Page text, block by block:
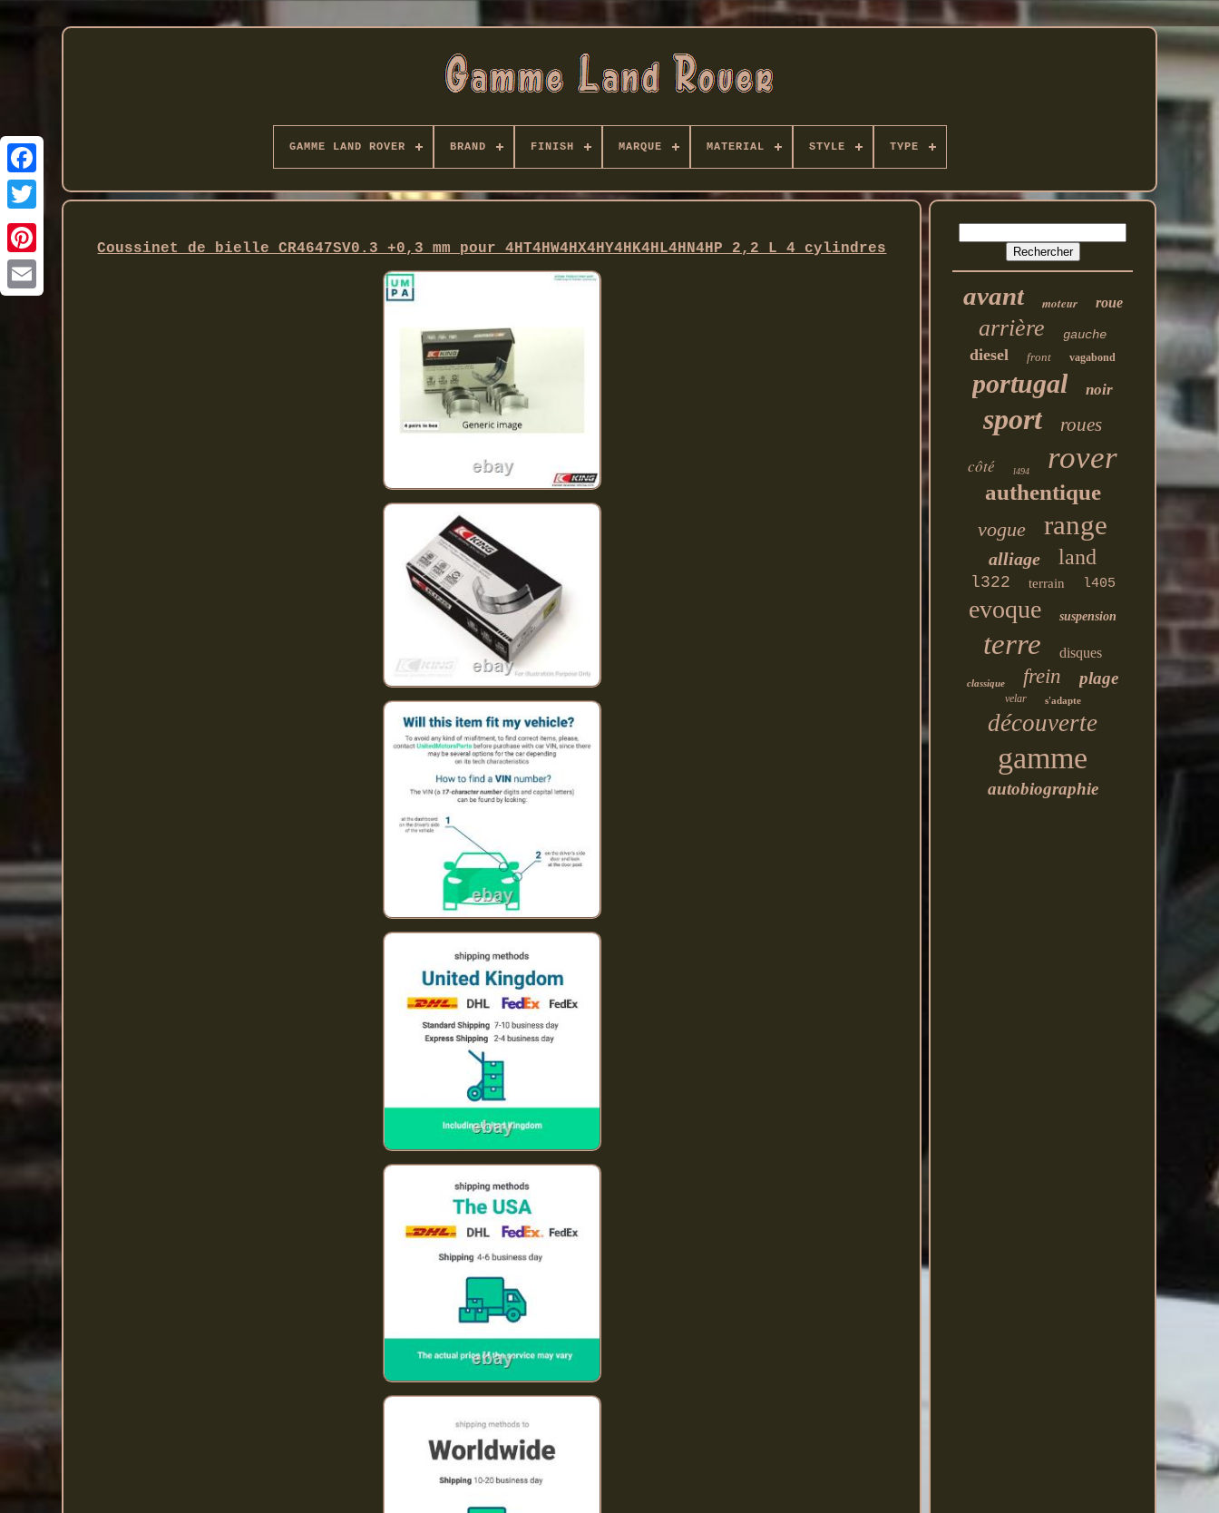
Twitter
GAMME LAND ROVER BRAND FINISH MARQUE MATERIAL STYLE TYPE
Coussinet de bielle CR4647SV0.3 +0,3 mm pour 4HT4HW4HX4HY4HK4HL4HN4HP 2,2 L 4 cylindres
avant moteur roue
arrière gauche
diesel front vagabond
portugal noir
sport roues
côté l494 rover
authentique
vogue range
alliage land
l322 terrain l405
evoque suspension
terre disques
classique frein plage
velar s'adapte
découverte
gamme
autobiographie